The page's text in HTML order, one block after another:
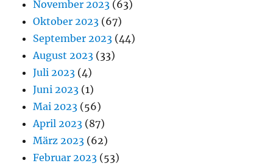
November 2023 (63)
Oktober 2023 (67)
September 2023 (44)
August 2023 (33)
Juli 2023 (4)
Juni 2023 (1)
Mai 2023 (56)
April 2023 (87)
März 2023 (62)
Februar 2023 (53)